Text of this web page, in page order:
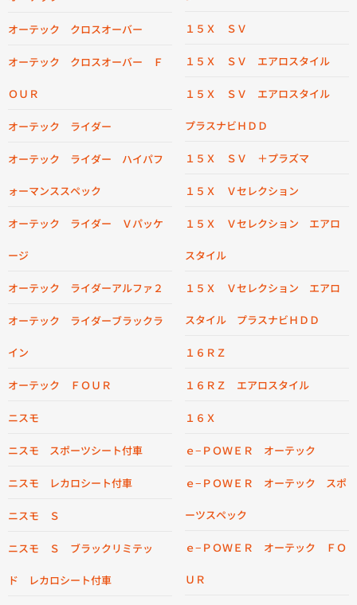
オーテック クロスオーバー
オーテック クロスオーバー Ｆ
ＯＵＲ
オーテック ライダー
オーテック ライダー ハイパフ
ォーマンススペック
オーテック ライダー Ｖパッケ
ージ
オーテック ライダーアルファ２
オーテック ライダーブラックラ
イン
オーテック ＦＯＵＲ
ニスモ
ニスモ スポーツシート付車
ニスモ レカロシート付車
ニスモ Ｓ
ニスモ Ｓ ブラックリミテッ
ド レカロシート付車
１５Ｘ ＳＶ
１５Ｘ ＳＶ エアロスタイル
１５Ｘ ＳＶ エアロスタイル
プラスナビＨＤＤ
１５Ｘ ＳＶ ＋プラズマ
１５Ｘ Ｖセレクション
１５Ｘ Ｖセレクション エアロ
スタイル
１５Ｘ Ｖセレクション エアロ
スタイル プラスナビＨＤＤ
１６ＲＺ
１６ＲＺ エアロスタイル
１６Ｘ
ｅ−ＰＯＷＥＲ オーテック
ｅ−ＰＯＷＥＲ オーテック スポ
ーツスペック
ｅ−ＰＯＷＥＲ オーテック ＦＯ
ＵＲ